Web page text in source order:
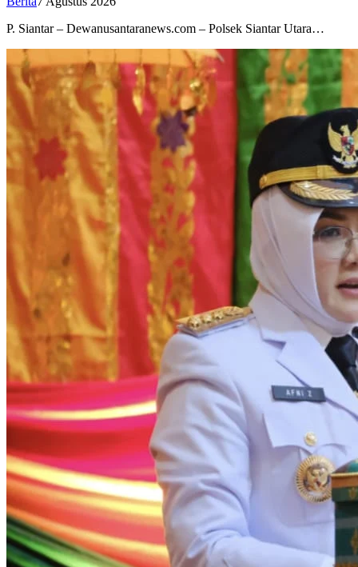
P. Siantar – Dewanusantaranews.com – Polsek Siantar Utara…